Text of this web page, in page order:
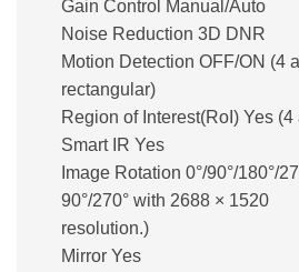
Gain Control Manual/Auto
Noise Reduction 3D DNR
Motion Detection OFF/ON (4
rectangular)
Region of Interest(RoI) Yes (4
Smart IR Yes
Image Rotation 0°/90°/180°/
90°/270° with 2688 × 1520
resolution.)
Mirror Yes